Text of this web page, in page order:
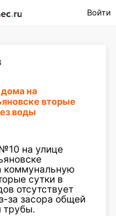
Войти
на
вторые
воды
на улице
коммунальную
сутки в
отсутствует
за засора общей
трубы.